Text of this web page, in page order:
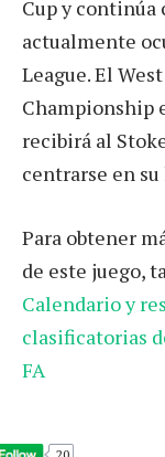
Cup y continúa
actualmente
League. El
Championship
recibirá al
centrarse en
Para obtener
de este juego,
Calendario y
clasificatorias
FA